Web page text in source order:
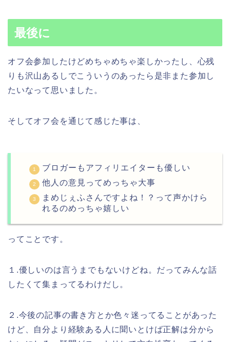
最後に
オフ会参加したけどめちゃめちゃ楽しかったし、心残
りも沢山あるしでこういうのあったら是非また参加し
たいなって思いました。
そしてオフ会を通じて感じた事は、
ブロガーもアフィリエイターも優しい
他人の意見ってめっちゃ大事
まめじぇふさんですよね！？って声かけら
れるのめっちゃ嬉しい
ってことです。
１.優しいのは言うまでもないけどね。だってみんな話
したくて集まってるわけだし。
２.今後の記事の書き方とか色々迷ってることがあった
けど、自分より経験ある人に聞いとけば正解は分から